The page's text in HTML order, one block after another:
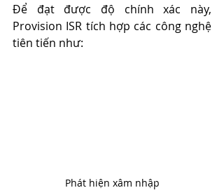
Để đạt được độ chính xác này,
Provision ISR tích hợp các công nghệ
tiên tiến như:
Phát hiện xâm nhập